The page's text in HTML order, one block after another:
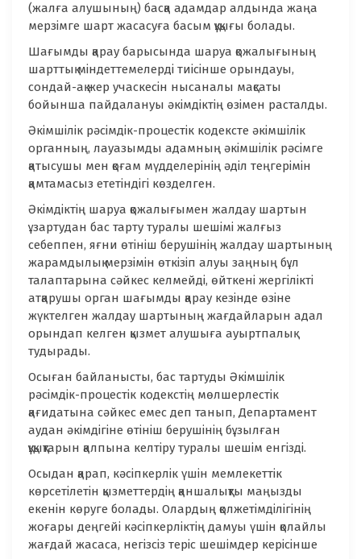
(жалға алушының) басқа адамдар алдында жаңа
мерзімге шарт жасасуға басым құқығы болады.
Шағымды қарау барысында шаруа қожалығының
шарттық міндеттемелерді тиісінше орындауы,
сондай-ақ жер учаскесін нысаналы мақсаты
бойынша пайдалануы әкімдіктің өзімен расталды.
Әкімшілік рәсімдік-процестік кодексте әкімшілік
органның, лауазымды адамның әкімшілік рәсімге
қатысушы мен қоғам мүдделерінің әділ теңгерімін
қамтамасыз ететіндігі көзделген.
Әкімдіктің шаруа қожалығымен жалдау шартын
ұзартудан бас тарту туралы шешімі жалғыз
себеппен, яғни өтініш берушінің жалдау шартының
жарамдылық мерзімін өткізіп алуы заңның бұл
талаптарына сәйкес келмейді, өйткені жергілікті
атқарушы орган шағымды қарау кезінде өзіне
жүктелген жалдау шартының жағдайларын адал
орындап келген қызмет алушыға ауыртпалық
тудырады.
Осыған байланысты, бас тартуды Әкімшілік
рәсімдік-процестік кодекстің мөлшерлестік
қағидатына сәйкес емес деп танып, Департамент
аудан әкімдігіне өтініш берушінің бұзылған
құқықтарын қалпына келтіру туралы шешім енгізді.
Осыдан қарап, кәсіпкерлік үшін мемлекеттік
көрсетілетін қызметтердің қаншалықты маңызды
екенін көруге болады. Олардың қолжетімділігінің
жоғары деңгейі кәсіпкерліктің дамуы үшін қолайлы
жағдай жасаса, негізсіз теріс шешімдер керісінше